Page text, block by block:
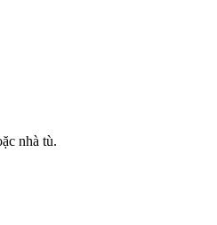
nhà tù.